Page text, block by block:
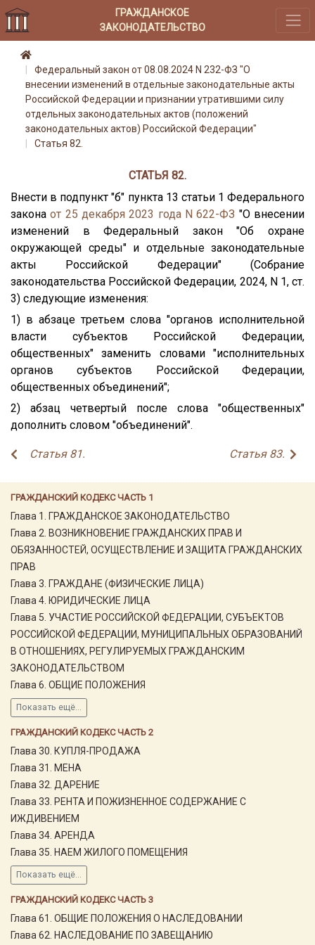
ГРАЖДАНСКОЕ
ЗАКОНОДАТЕЛЬСТВО
ГРАЖДАНСКИЙ КОДЕКС ЧАСТЬ 1
Глава 1. ГРАЖДАНСКОЕ ЗАКОНОДАТЕЛЬСТВО
Глава 2. ВОЗНИКНОВЕНИЕ ГРАЖДАНСКИХ ПРАВ И
ОБЯЗАННОСТЕЙ, ОСУЩЕСТВЛЕНИЕ И ЗАЩИТА ГРАЖДАНСКИХ
ПРАВ
Глава 3. ГРАЖДАНЕ (ФИЗИЧЕСКИЕ ЛИЦА)
Глава 4. ЮРИДИЧЕСКИЕ ЛИЦА
Глава 5. УЧАСТИЕ РОССИЙСКОЙ ФЕДЕРАЦИИ, СУБЪЕКТОВ
РОССИЙСКОЙ ФЕДЕРАЦИИ, МУНИЦИПАЛЬНЫХ ОБРАЗОВАНИЙ
В ОТНОШЕНИЯХ, РЕГУЛИРУЕМЫХ ГРАЖДАНСКИМ
ЗАКОНОДАТЕЛЬСТВОМ
Глава 6. ОБЩИЕ ПОЛОЖЕНИЯ
Показать ещё...
ГРАЖДАНСКИЙ КОДЕКС ЧАСТЬ 2
Глава 30. КУПЛЯ-ПРОДАЖА
Глава 31. МЕНА
Глава 32. ДАРЕНИЕ
Глава 33. РЕНТА И ПОЖИЗНЕННОЕ СОДЕРЖАНИЕ С
ИЖДИВЕНИЕМ
Глава 34. АРЕНДА
Глава 35. НАЕМ ЖИЛОГО ПОМЕЩЕНИЯ
Показать ещё...
ГРАЖДАНСКИЙ КОДЕКС ЧАСТЬ 3
Глава 61. ОБЩИЕ ПОЛОЖЕНИЯ О НАСЛЕДОВАНИИ
Глава 62. НАСЛЕДОВАНИЕ ПО ЗАВЕЩАНИЮ
Федеральный закон от 08.08.2024 N 232-ФЗ "О
внесении изменений в отдельные законодательные акты
Российской Федерации и признании утратившими силу
отдельных законодательных актов (положений
законодательных актов) Российской Федерации"
Статья 82.
СТАТЬЯ 82.
Внести в подпункт "б" пункта 13 статьи 1 Федерального
законаот 25 декабря 2023 года N 622-ФЗ "О внесении
изменений в Федеральный закон "Об охране
окружающей среды" и отдельные законодательные
акты Российской Федерации" (Собрание
законодательства Российской Федерации, 2024, N 1, ст.
3) следующие изменения:
1) в абзаце третьем слова "органов исполнительной
власти субъектов Российской Федерации,
общественных" заменить словами "исполнительных
органов субъектов Российской Федерации,
общественных объединений";
2) абзац четвертый после слова "общественных"
дополнить словом "объединений".
Статья 81. Статья 83.